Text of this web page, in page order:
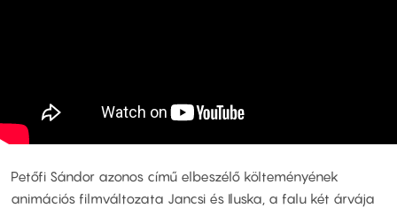
Petőfi Sándor azonos című elbeszélő költeményének
animációs filmváltozata Jancsi és Iluska, a falu két árvája